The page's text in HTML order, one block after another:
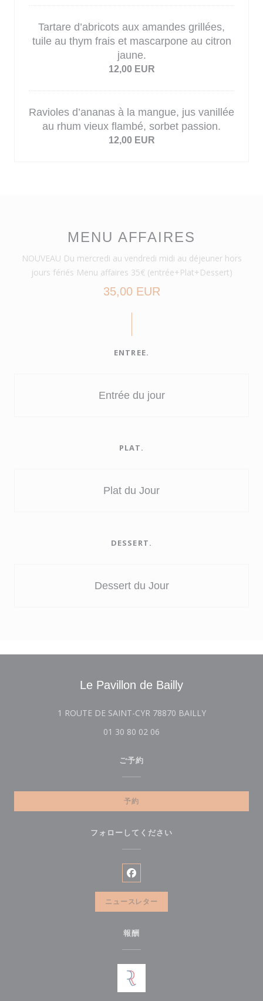
Tartare d’abricots aux amandes grillées,
tuile au thym frais et mascarpone au citron
jaune.
12,00 EUR
Ravioles d’ananas à la mangue, jus vanillée
au rhum vieux flambé, sorbet passion.
12,00 EUR
MENU AFFAIRES
NOUVEAU Du mercredi au vendredi midi au déjeuner hors
jours fériés Menu affaires 35€ (entrée+Plat+Dessert)
35,00 EUR
ENTREE.
Entrée du jour
PLAT.
Plat du Jour
DESSERT.
Dessert du Jour
Le Pavillon de Bailly
1 ROUTE DE SAINT-CYR 78870 BAILLY((新しいウィン
01 30 80 02 06
ご予約
予約
フォローしてください
Facebook ((新しいウィンドウ
ニュースレター
報酬